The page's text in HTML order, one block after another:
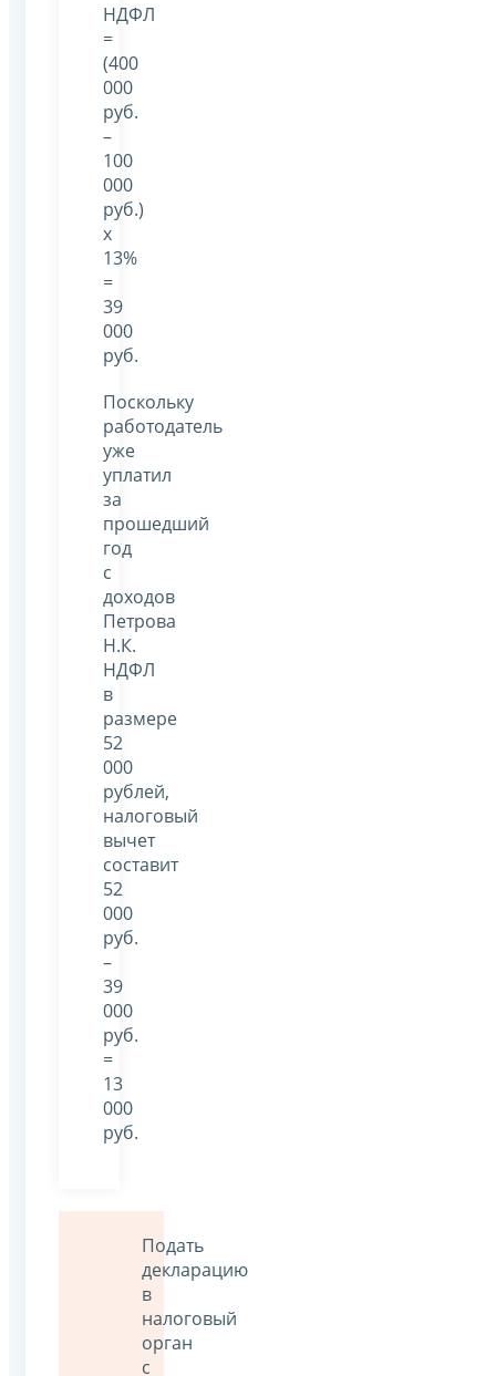
НДФЛ
=
(400
000
руб.
–
100
000
руб.)
х
13%
=
39
000
руб.
Поскольку
работодатель
уже
уплатил
за
прошедший
год
с
доходов
Петрова
Н.К.
НДФЛ
в
размере
52
000
рублей,
налоговый
вычет
составит
52
000
руб.
–
39
000
руб.
=
13
000
руб.
Подать
декларацию
в
налоговый
орган
с